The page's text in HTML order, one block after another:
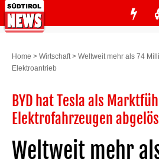
Home > Wirtschaft> Weltweit mehr als 74
Elektroantrieb
BYD hat Tesla als
Elektrofahrzeugen
Weltweit mehr